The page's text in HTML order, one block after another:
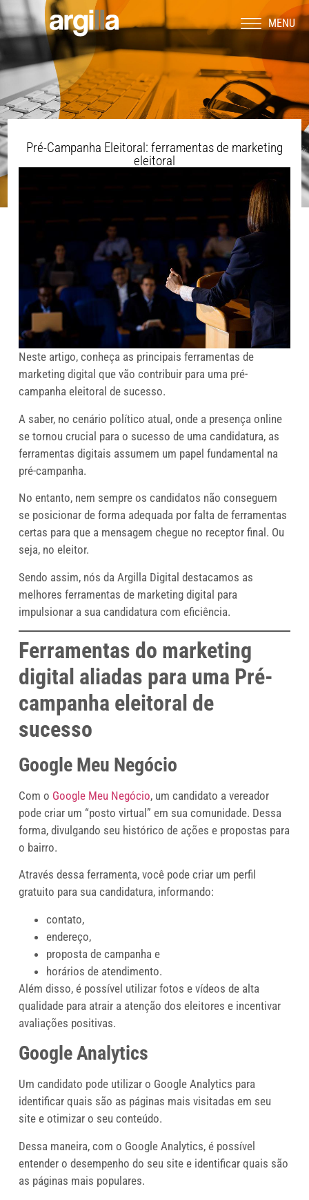
MENU
Pré-Campanha Eleitoral: ferramentas de marketing
eleitoral
Neste artigo, conheça as principais ferramentas de
marketing digital que vão contribuir para uma pré-
campanha eleitoral de sucesso.
A saber, no cenário político atual, onde a presença online
se tornou crucial para o sucesso de uma candidatura, as
ferramentas digitais assumem um papel fundamental na
pré-campanha.
No entanto, nem sempre os candidatos não conseguem
se posicionar de forma adequada por falta de ferramentas
certas para que a mensagem chegue no receptor final. Ou
seja, no eleitor.
Sendo assim, nós da Argilla Digital destacamos as
melhores ferramentas de marketing digital para
impulsionar a sua candidatura com eficiência.
Ferramentas do marketing
digital aliadas para uma Pré-
campanha eleitoral de
sucesso
Google Meu Negócio
Com o Google Meu Negócio, um candidato a vereador
pode criar um “posto virtual” em sua comunidade. Dessa
forma, divulgando seu histórico de ações e propostas para
o bairro.
Através dessa ferramenta, você pode criar um perfil
gratuito para sua candidatura, informando:
contato,
endereço,
proposta de campanha e
horários de atendimento.
Além disso, é possível utilizar fotos e vídeos de alta
qualidade para atrair a atenção dos eleitores e incentivar
avaliações positivas.
Google Analytics
Um candidato pode utilizar o Google Analytics para
identificar quais são as páginas mais visitadas em seu
site e otimizar o seu conteúdo.
Dessa maneira, com o Google Analytics, é possível
entender o desempenho do seu site e identificar quais são
as páginas mais populares.